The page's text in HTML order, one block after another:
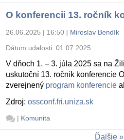
O konferencii 13. ročník
26.06.2025 | 16:50 | Miroslav Bendík
Dátum udalosti: 01.07.2025
V dňoch 1. – 3. júla 2025 sa na
uskutoční 13. ročník konferencie
zverejnený program konferencie
Zdroj: ossconf.fri.uniza.sk
| Komunita
Ďalšie